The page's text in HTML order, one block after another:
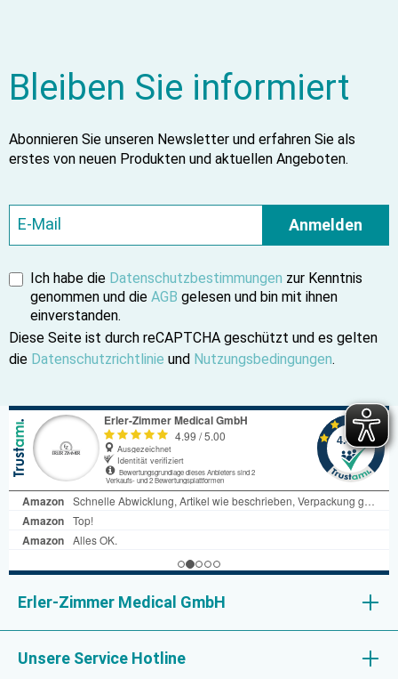
Bleiben Sie informiert
Abonnieren Sie unseren Newsletter und erfahren Sie als
erstes von neuen Produkten und aktuellen Angeboten.
Anmelden
Ich habe die Datenschutzbestimmungen zur Kenntnis
genommen und die AGB gelesen und bin mit ihnen
einverstanden.
Diese Seite ist durch reCAPTCHA geschützt und es gelten
die Datenschutzrichtlinie und Nutzungsbedingungen.
Erler-Zimmer Medical GmbH
Unsere Service Hotline